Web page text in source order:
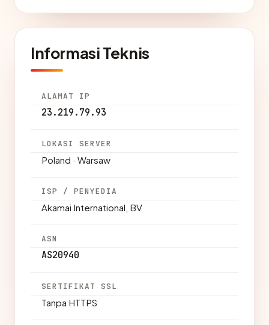
Informasi Teknis
ALAMAT IP
23.219.79.93
LOKASI SERVER
Poland · Warsaw
ISP / PENYEDIA
Akamai International, BV
ASN
AS20940
SERTIFIKAT SSL
Tanpa HTTPS